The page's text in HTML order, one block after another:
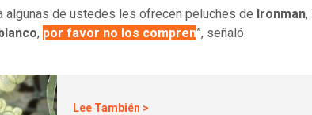
algunas de ustedes les ofrecen peluches de Ironman,
, por favor no los compren”, señaló.
Lee También >